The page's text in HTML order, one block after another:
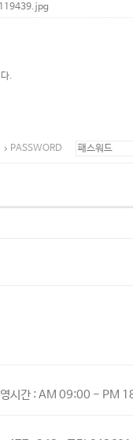
.
PASSWORD
시간 : AM 09:00 - PM